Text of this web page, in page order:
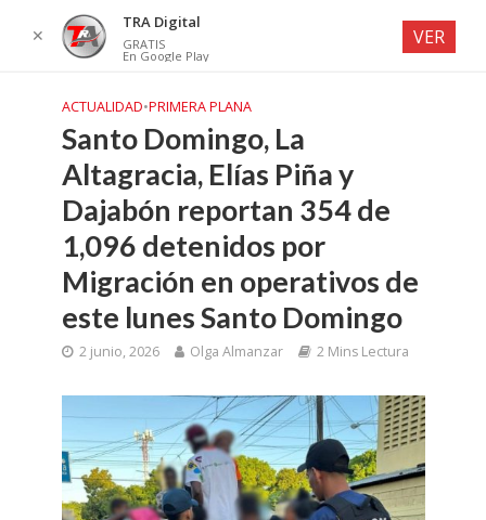
ACTUALIDAD•PRIMERA PLANA
Santo Domingo, La
Altagracia, Elías Piña y
Dajabón reportan 354 de
1,096 detenidos por
Migración en operativos de
este lunes Santo Domingo
2 junio, 2026 Olga Almanzar 2 Mins Lectura
✕
TRA Digital
GRATIS
En Google Play
VER